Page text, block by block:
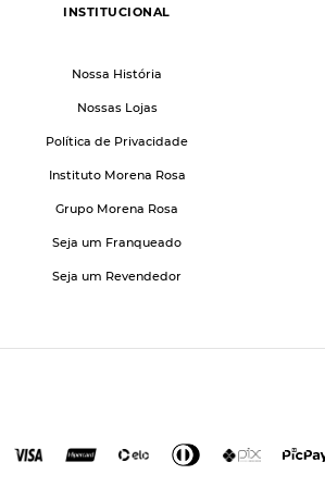
INSTITUCIONAL
Nossa História
Nossas Lojas
Política de Privacidade
Instituto Morena Rosa
Grupo Morena Rosa
Seja um Franqueado
Seja um Revendedor